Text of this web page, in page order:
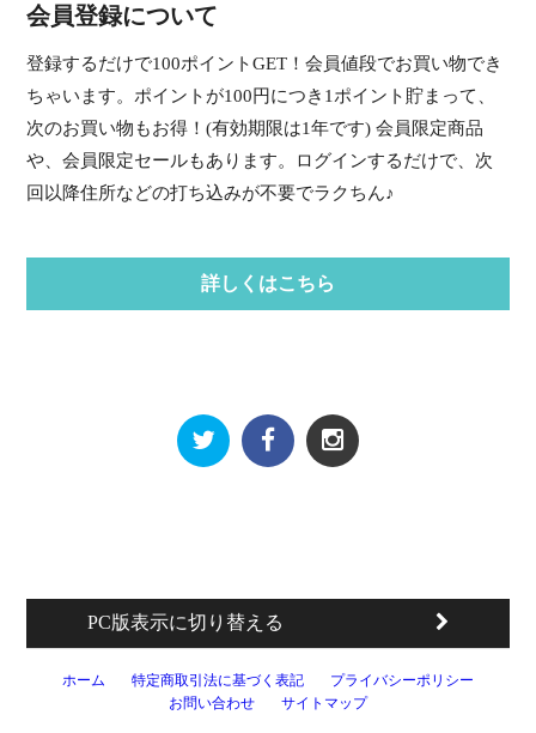
会員登録について
登録するだけで100ポイントGET！会員値段でお買い物でき
ちゃいます。ポイントが100円につき1ポイント貯まって、
次のお買い物もお得！(有効期限は1年です) 会員限定商品
や、会員限定セールもあります。ログインするだけで、次
回以降住所などの打ち込みが不要でラクちん♪
詳しくはこちら
PC版表示に切り替える
ホーム 特定商取引法に基づく表記
プライバシーポリシー
お問い合わせ
サイトマップ